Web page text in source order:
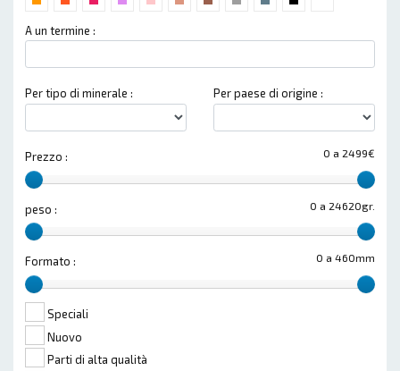
A un termine :
Per tipo di minerale : Per paese di origine :
0 a 2499€
Prezzo :
0 a 24620gr.
peso :
0 a 460mm
Formato :
Speciali
Nuovo
Parti di alta qualità